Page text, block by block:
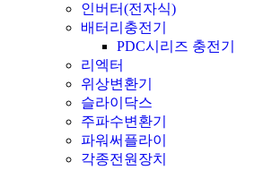
인버터(전자식)
배터리충전기
PDC시리즈 충전기
리엑터
위상변환기
슬라이닥스
주파수변환기
파워써플라이
각종전원장치